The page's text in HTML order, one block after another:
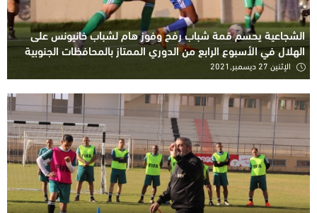
الشجاعية يحسم قمة شباب رفح وفوز هام لشباب خانيونس على
الهلال في الأسبوع الرابع من الدوري الممتاز بالمحافظات الجنوبية
الإثنين 27 ديسمبر,2021